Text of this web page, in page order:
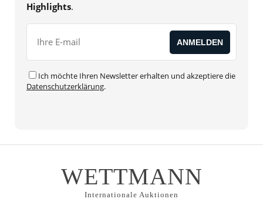
Highlights.
Ich möchte Ihren Newsletter erhalten und akzeptiere die
Datenschutzerklärung.
WETTMANN
Internationale Auktionen